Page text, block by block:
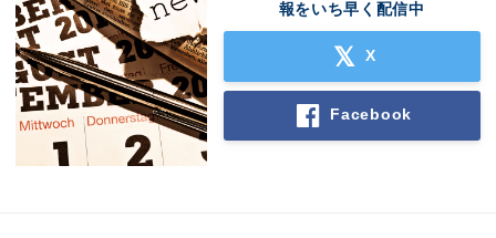
報をいち早く配信中
X
Facebook